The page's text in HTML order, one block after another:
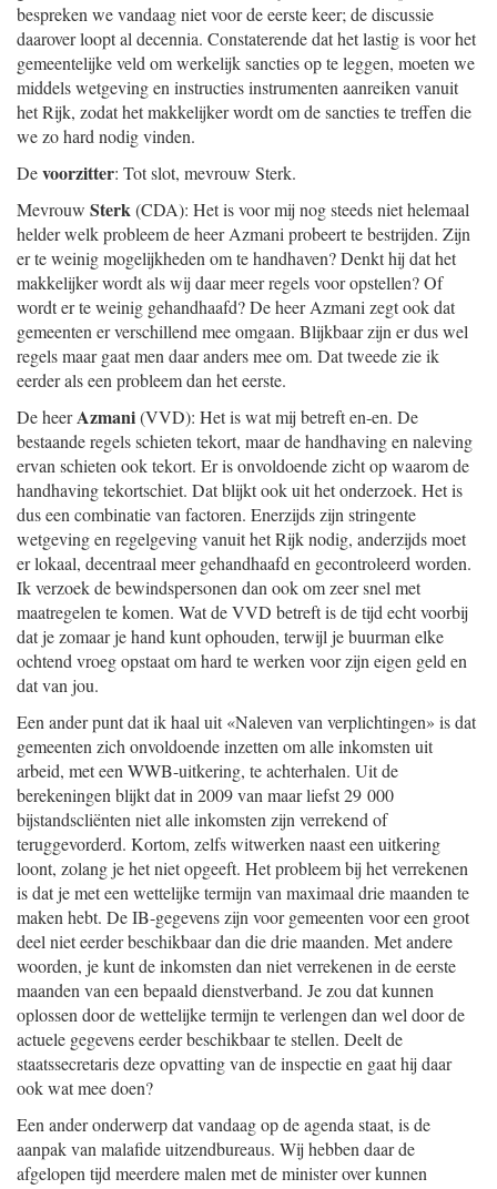
bespreken we vandaag niet voor de eerste keer; de discussie
daarover loopt al decennia. Constaterende dat het lastig is voor het
gemeentelijke veld om werkelijk sancties op te leggen, moeten we
middels wetgeving en instructies instrumenten aanreiken vanuit
het Rijk, zodat het makkelijker wordt om de sancties te treffen die
we zo hard nodig vinden.
Devoorzitter: Tot slot, mevrouw Sterk.
Mevrouw Sterk(CDA): Het is voor mij nog steeds niet helemaal
helder welk probleem de heer Azmani probeert te bestrijden. Zijn
er te weinig mogelijkheden om te handhaven? Denkt hij dat het
makkelijker wordt als wij daar meer regels voor opstellen? Of
wordt er te weinig gehandhaafd? De heer Azmani zegt ook dat
gemeenten er verschillend mee omgaan. Blijkbaar zijn er dus wel
regels maar gaat men daar anders mee om. Dat tweede zie ik
eerder als een probleem dan het eerste.
De heerAzmani(VVD): Het is wat mij betreft en-en. De
bestaande regels schieten tekort, maar de handhaving en naleving
ervan schieten ook tekort. Er is onvoldoende zicht op waarom de
handhaving tekortschiet. Dat blijkt ook uit het onderzoek. Het is
dus een combinatie van factoren. Enerzijds zijn stringente
wetgeving en regelgeving vanuit het Rijk nodig, anderzijds moet
er lokaal, decentraal meer gehandhaafd en gecontroleerd worden.
Ik verzoek de bewindspersonen dan ook om zeer snel met
maatregelen te komen. Wat de VVD betreft is de tijd echt voorbij
dat je zomaar je hand kunt ophouden, terwijl je buurman elke
ochtend vroeg opstaat om hard te werken voor zijn eigen geld en
dat van jou.
Een ander punt dat ik haal uit «Naleven van verplichtingen» is dat
gemeenten zich onvoldoende inzetten om alle inkomsten uit
arbeid, met een WWB-uitkering, te achterhalen. Uit de
berekeningen blijkt dat in 2009 van maar liefst 29 000
bijstandscliënten niet alle inkomsten zijn verrekend of
teruggevorderd. Kortom, zelfs witwerken naast een uitkering
loont, zolang je het niet opgeeft. Het probleem bij het verrekenen
is dat je met een wettelijke termijn van maximaal drie maanden te
maken hebt. De IB-gegevens zijn voor gemeenten voor een groot
deel niet eerder beschikbaar dan die drie maanden. Met andere
woorden, je kunt de inkomsten dan niet verrekenen in de eerste
maanden van een bepaald dienstverband. Je zou dat kunnen
oplossen door de wettelijke termijn te verlengen dan wel door de
actuele gegevens eerder beschikbaar te stellen. Deelt de
staatssecretaris deze opvatting van de inspectie en gaat hij daar
ook wat mee doen?
Een ander onderwerp dat vandaag op de agenda staat, is de
aanpak van malafide uitzendbureaus. Wij hebben daar de
afgelopen tijd meerdere malen met de minister over kunnen